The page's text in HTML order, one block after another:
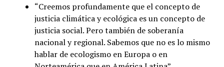
“Creemos profundamente que el concepto de
justicia climática y ecológica es un concepto de
justicia social. Pero también de soberanía
nacional y regional. Sabemos que no es lo mismo
hablar de ecologismo en Europa o en